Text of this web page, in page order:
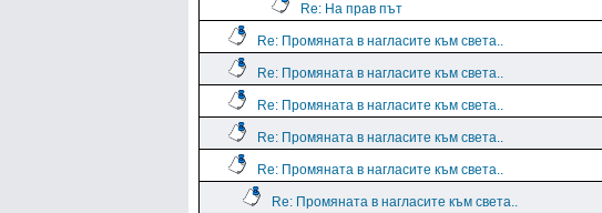
Re: На прав път
Re: Промяната в нагласите към света..
Re: Промяната в нагласите към света..
Re: Промяната в нагласите към света..
Re: Промяната в нагласите към света..
Re: Промяната в нагласите към света..
Re: Промяната в нагласите към света..